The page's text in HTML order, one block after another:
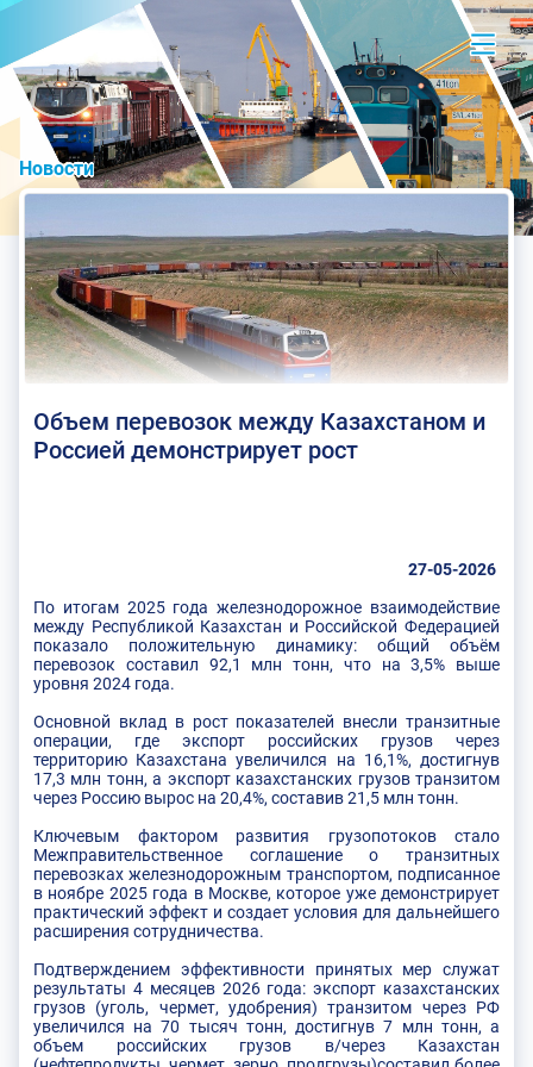
Новости
Объем перевозок между Казахстаном и
Россией демонстрирует рост
27-05-2026
По итогам 2025 года железнодорожное взаимодействие
между Республикой Казахстан и Российской Федерацией
показало положительную динамику: общий объём
перевозок составил 92,1 млн тонн, что на 3,5% выше
уровня 2024 года.
Основной вклад в рост показателей внесли транзитные
операции, где экспорт российских грузов через
территорию Казахстана увеличился на 16,1%, достигнув
17,3 млн тонн, а экспорт казахстанских грузов транзитом
через Россию вырос на 20,4%, составив 21,5 млн тонн.
Ключевым фактором развития грузопотоков стало
Межправительственное соглашение о транзитных
перевозках железнодорожным транспортом, подписанное
в ноябре 2025 года в Москве, которое уже демонстрирует
практический эффект и создает условия для дальнейшего
расширения сотрудничества.
Подтверждением эффективности принятых мер служат
результаты 4 месяцев 2026 года: экспорт казахстанских
грузов (уголь, чермет, удобрения) транзитом через РФ
увеличился на 70 тысяч тонн, достигнув 7 млн тонн, а
объем российских грузов в/через Казахстан